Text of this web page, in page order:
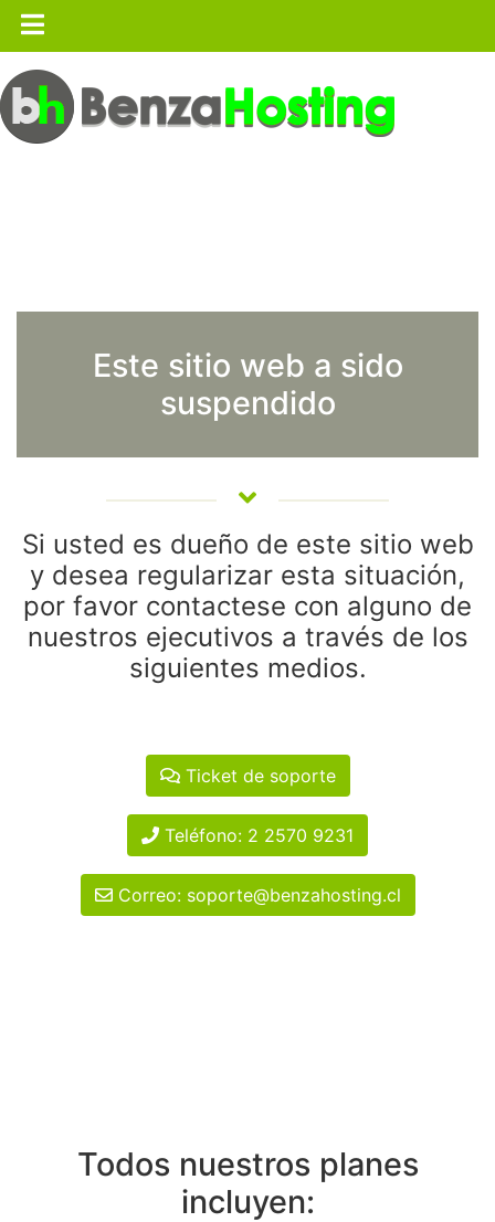
Este sitio web a sido
suspendido
Si usted es dueño de este sitio web
y desea regularizar esta situación,
por favor contactese con alguno de
nuestros ejecutivos a través de los
siguientes medios.
Ticket de soporte
Teléfono: 2 2570 9231
Correo: soporte@benzahosting.cl
Todos nuestros planes
incluyen: